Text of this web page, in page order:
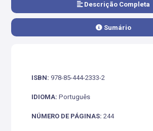
Descrição Completa
Sumário
ISBN: 978-85-444-2333-2
IDIOMA: Português
NÚMERO DE PÁGINAS: 244